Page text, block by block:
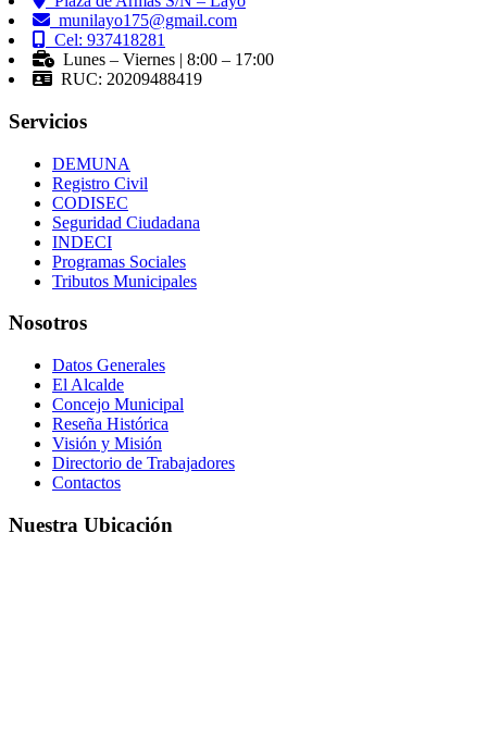
munilayo175@gmail.com
Cel: 937418281
Lunes – Viernes | 8:00 – 17:00
RUC: 20209488419
Servicios
DEMUNA
Registro Civil
CODISEC
Seguridad Ciudadana
INDECI
Programas Sociales
Tributos Municipales
Nosotros
Datos Generales
El Alcalde
Concejo Municipal
Reseña Histórica
Visión y Misión
Directorio de Trabajadores
Contactos
Nuestra Ubicación